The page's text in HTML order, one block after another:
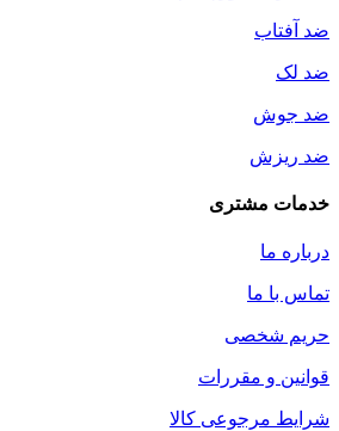
ضد آفتاب
ضد لک
ضد جوش
ضد ریزش
خدمات مشتری
درباره ما
تماس با ما
حریم شخصی
قوانین و مقررات
شرایط مرجوعی کالا